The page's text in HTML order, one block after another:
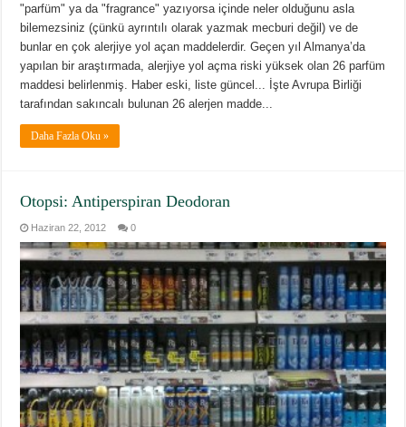
"parfüm" ya da "fragrance" yazıyorsa içinde neler olduğunu asla
bilemezsiniz (çünkü ayrıntılı olarak yazmak mecburi değil) ve de
bunlar en çok alerjiye yol açan maddelerdir. Geçen yıl Almanya’da
yapılan bir araştırmada, alerjiye yol açma riski yüksek olan 26 parfüm
maddesi belirlenmiş. Haber eski, liste güncel... İşte Avrupa Birliği
tarafından sakıncalı bulunan 26 alerjen madde...
Daha Fazla Oku »
Otopsi: Antiperspiran Deodoran
Haziran 22, 2012 0